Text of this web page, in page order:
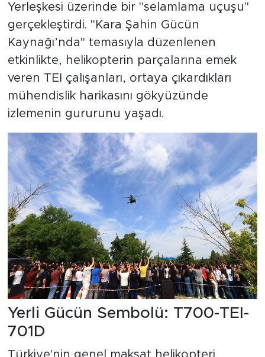
Yerleşkesi üzerinde bir "selamlama uçuşu"
gerçekleştirdi. "Kara Şahin Gücün
Kaynağı’nda" temasıyla düzenlenen
etkinlikte, helikopterin parçalarına emek
veren TEI çalışanları, ortaya çıkardıkları
mühendislik harikasını gökyüzünde
izlemenin gururunu yaşadı.
Yerli Gücün Sembolü: T700-TEI-
701D